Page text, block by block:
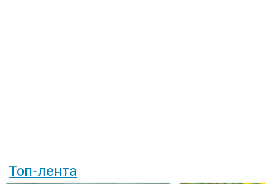
Топ-лента